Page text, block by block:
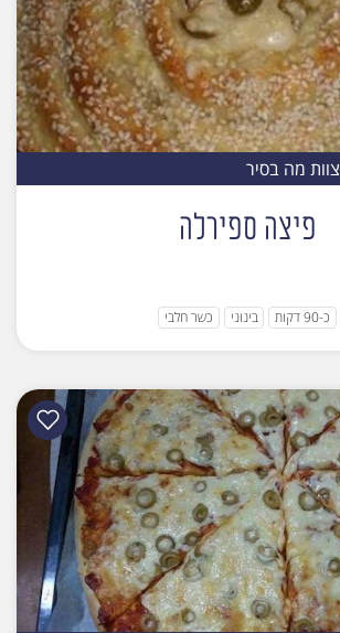
צוות מה בסיר
פיצה ספירלה
כ-90 דקות בינוני כשר חלבי